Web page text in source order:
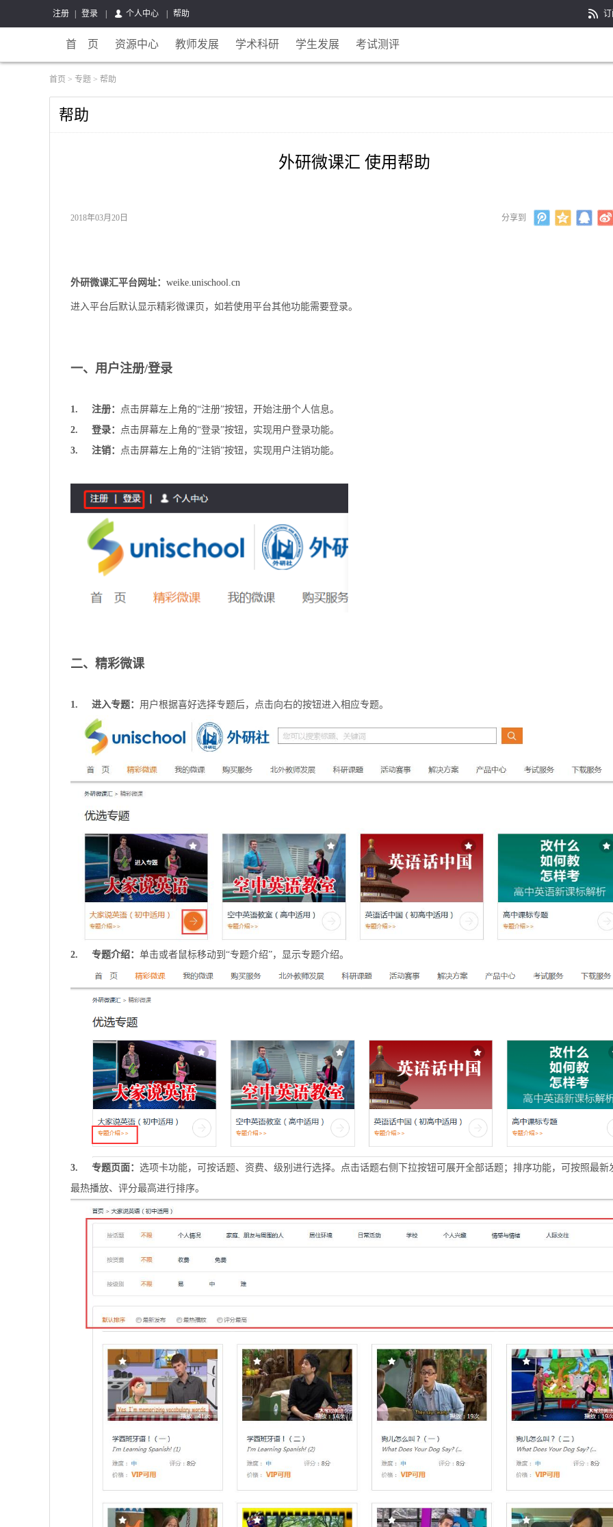
注册 登录 个人中心 帮助
首 页 资源中心 教师发展 学术科研 学生发展 考试测评
首页 > 专题 > 帮助
帮助
外研微课汇 使用帮助
2018年03月20日 分享到
外研微课汇平台网址： weike.unischool.cn
进入平台后默认显示精彩微课页，如若使用平台其他功能需要登录。
一、用户注册/登录
1. 注册： 点击屏幕左上角的“注册”按钮，开始注册个人信息。
2. 登录： 点击屏幕左上角的“登录”按钮，实现用户登录功能。
3. 注销： 点击屏幕左上角的“注销”按钮，实现用户注销功能。
二、精彩微课
1. 进入专题： 用户根据喜好选择专题后，点击向右的按钮进入相应专题。
2. 专题介绍： 单击或者鼠标移动到“专题介绍”，显示专题介绍。
3. 专题页面： 选项卡功能，可按话题、资费、级别进行选择。点击话题右侧下拉按钮可展开全部话题；排序功能，可按照最新
最热播放、评分最高进行排序。